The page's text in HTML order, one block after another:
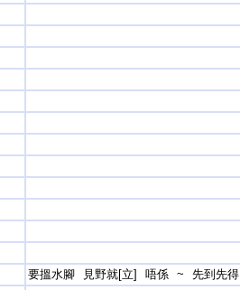
要搵水腳 見野就[立] 唔係 ~ 先到先得